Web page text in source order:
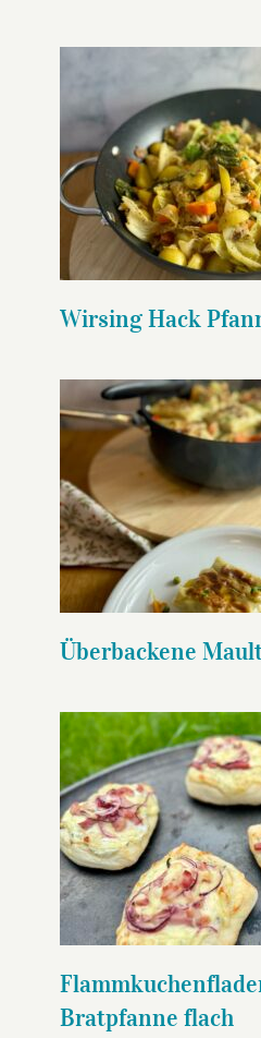
Wirsing Hack
Wirsing Hack
Überbackene
Überbackene
gusseiserne
Bratpfanne flach